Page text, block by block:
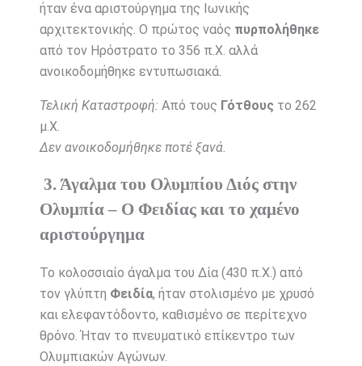
ήταν ένα αριστούργημα της Ιωνικής
αρχιτεκτονικής. Ο πρώτος ναός πυρπολήθηκε
από τον Ηρόστρατο το 356 π.Χ. αλλά
ανοικοδομήθηκε εντυπωσιακά.
Τελική Καταστροφή: Από τους Γότθους το 262
μ.Χ.
Δεν ανοικοδομήθηκε ποτέ ξανά.
3. Άγαλμα του Ολυμπίου Διός στην
Ολυμπία – Ο Φειδίας και το χαμένο
αριστούργημα
Το κολοσσιαίο άγαλμα του Δία (430 π.Χ.) από
τον γλύπτη Φειδία, ήταν στολισμένο με χρυσό
και ελεφαντόδοντο, καθισμένο σε περίτεχνο
θρόνο. Ήταν το πνευματικό επίκεντρο των
Ολυμπιακών Αγώνων.